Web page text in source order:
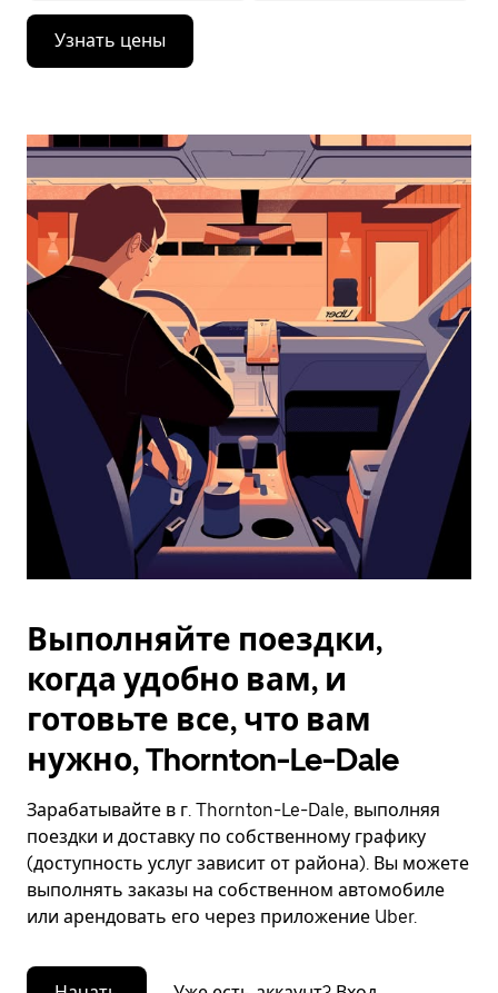
Нажмите
стрелку
вниз,
календарю
выбрать
дату.
Чтобы
закрыть
календарь,
нажмите
Esc.
Узнать цены
Выполняйте поездки,
когда удобно вам, и
готовьте все, что вам
нужно, Thornton-Le-Dale
Зарабатывайте в г. Thornton-Le-Dale, выполняя
поездки и доставку по собственному графику
(доступность услуг зависит от района). Вы можете
выполнять заказы на собственном автомобиле
или арендовать его через приложение Uber.